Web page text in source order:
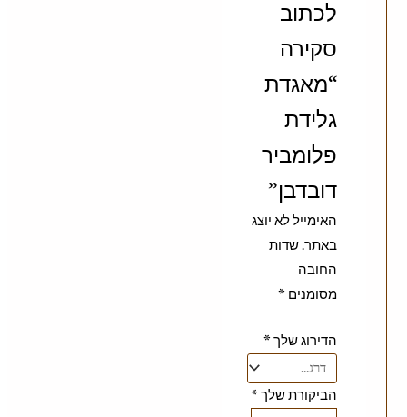
לכתוב
סקירה
“מאגדת
גלידת
פלומביר
דובדבן”
האימייל לא יוצג
באתר. שדות
החובה
מסומנים *
הדירוג שלך*
הביקורת שלך*